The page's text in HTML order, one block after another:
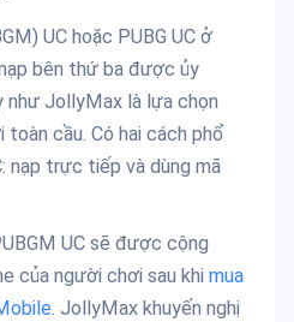
UC hoặc PUBG UC ở
bên thứ ba được ủy
như JollyMax là lựa chọn
cầu. Có hai cách phổ
nạp trực tiếp và dùng mã
UC sẽ được cộng
của người chơi sau khi mua
. JollyMax khuyến nghị